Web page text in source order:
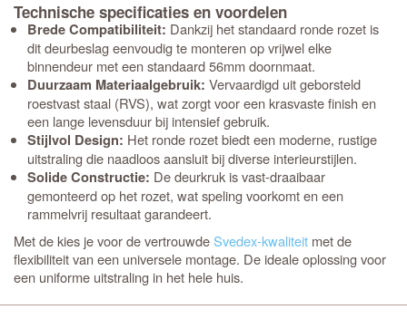
Technische specificaties en voordelen
Brede Compatibiliteit: Dankzij het standaard ronde rozet is
dit deurbeslag eenvoudig te monteren op vrijwel elke
binnendeur met een standaard 56mm doornmaat.
Duurzaam Materiaalgebruik: Vervaardigd uit geborsteld
roestvast staal (RVS), wat zorgt voor een krasvaste finish en
een lange levensduur bij intensief gebruik.
Stijlvol Design: Het ronde rozet biedt een moderne, rustige
uitstraling die naadloos aansluit bij diverse interieurstijlen.
Solide Constructie: De deurkruk is vast-draaibaar
gemonteerd op het rozet, wat speling voorkomt en een
rammelvrij resultaat garandeert.
Met dekies je voor de vertrouwdeSvedex-kwaliteit met de
flexibiliteit van een universele montage. De ideale oplossing voor
een uniforme uitstraling in het hele huis.